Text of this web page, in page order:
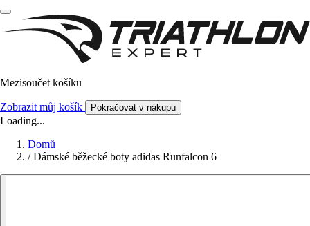
Mezisoučet košíku
Zobrazit můj košík Pokračovat v nákupu
Loading...
Domů
/ Dámské běžecké boty adidas Runfalcon 6